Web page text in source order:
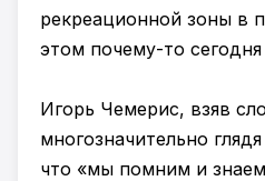
рекреационной зоны в
этом почему-то
Игорь Чемерис, взяв
многозначительно
что «мы помним и